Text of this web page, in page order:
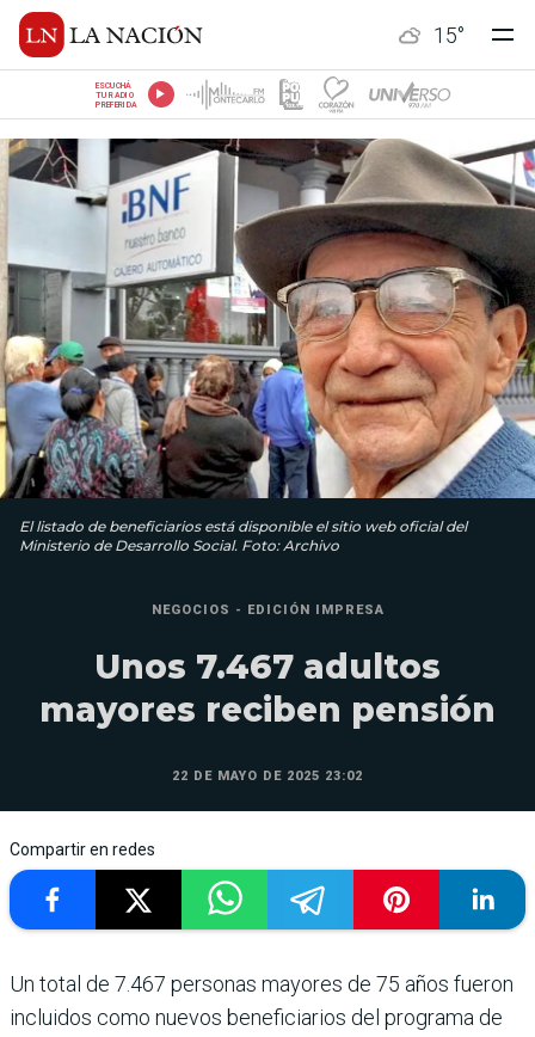
15°
ESCUCHÁ
TU RADIO
PREFERIDA
El listado de beneficiarios está disponible el sitio web oficial del
Ministerio de Desarrollo Social. Foto: Archivo
NEGOCIOS - EDICIÓN IMPRESA
Unos 7.467 adultos
mayores reciben pensión
22 DE MAYO DE 2025 23:02
Compartir en redes
Un total de 7.467 personas mayores de 75 años fueron
incluidos como nuevos beneficiarios del programa de